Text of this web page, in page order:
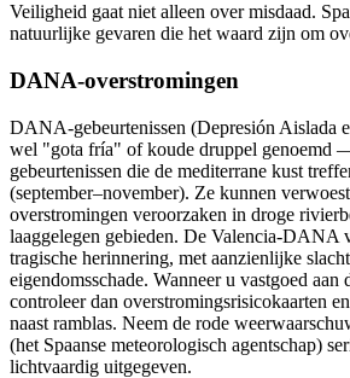
Veiligheid gaat niet alleen over misdaad.
natuurlijke gevaren die het waard zijn om
DANA-overstromingen
DANA-gebeurtenissen (Depresión
wel "gota fría" of koude druppel genoemd
gebeurtenissen die de mediterrane kust
(september–november). Ze kunnen
overstromingen veroorzaken in droge
laaggelegen gebieden. De Valencia-DANA
tragische herinnering, met aanzienlijke
eigendomsschade. Wanneer u vastgoed aan
controleer dan overstromingsrisicokaarten
naast ramblas. Neem de rode
(het Spaanse meteorologisch agentschap)
lichtvaardig uitgegeven.